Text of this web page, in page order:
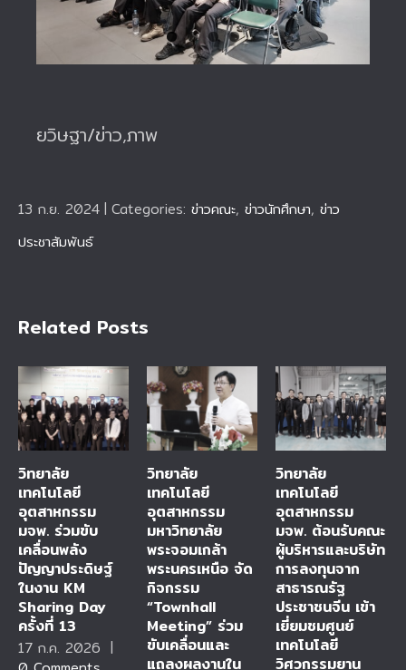
ยวิษฐา/ข่าว,ภาพ
13 ก.ย. 2024 | Categories: ข่าวคณะ, ข่าวนักศึกษา, ข่าว
ประชาสัมพันธ์
Related Posts
วิทยาลัย
เทคโนโลยี
อุตสาหกรรม
มจพ. ร่วมขับ
เคลื่อนพลัง
ปัญญาประดิษฐ์
ในงาน KM
Sharing Day
ครั้งที่ 13
17 ก.ค. 2026 |
วิทยาลัย
เทคโนโลยี
อุตสาหกรรม
มหาวิทยาลัย
พระจอมเกล้า
พระนครเหนือ จัด
กิจกรรม
“Townhall
Meeting” ร่วม
ขับเคลื่อนและ
แถลงผลงานใน
วิทยาลัย
เทคโนโลยี
อุตสาหกรรม
มจพ. ต้อนรับคณะ
ผู้บริหารและบริษัท
การลงทุนจาก
สาธารณรัฐ
ประชาชนจีน เข้า
เยี่ยมชมศูนย์
เทคโนโลยี
วิศวกรรมยาน